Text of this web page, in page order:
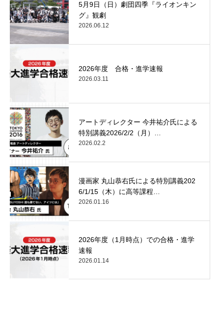
5月9日（日）劇団四季『ライオンキン
グ』観劇
2026.06.12
2026年度 合格・進学速報
2026.03.11
アートディレクター 今井祐介氏による
特別講義2026/2/2（月）…
2026.02.2
漫画家 丸山恭右氏による特別講義202
6/1/15（木）に高等課程…
2026.01.16
2026年度（1月時点）での合格・進学
速報
2026.01.14